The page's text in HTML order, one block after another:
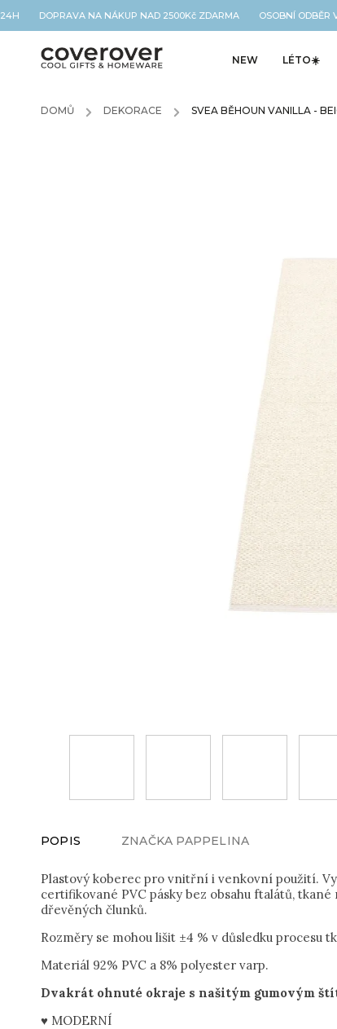
DOPRAVA NA NÁKUP NAD 2500Kč ZDARMA OSOBNÍ ODBĚR V
NEW LÉTO☀️
DOMŮ / DEKORACE / SVEA BĚHOUN VANILLA -
POPIS ZNAČKA PAPPELINA
Plastový koberec pro vnitřní i venkovní použití.
certifikované PVC pásky bez obsahu ftalátů,
dřevěných člunků.
Rozměry se mohou lišit ±4 % v důsledku procesu
Materiál 92% PVC a 8% polyester varp.
Dvakrát ohnuté okraje s našitým gumovým
♥ MODERNÍ